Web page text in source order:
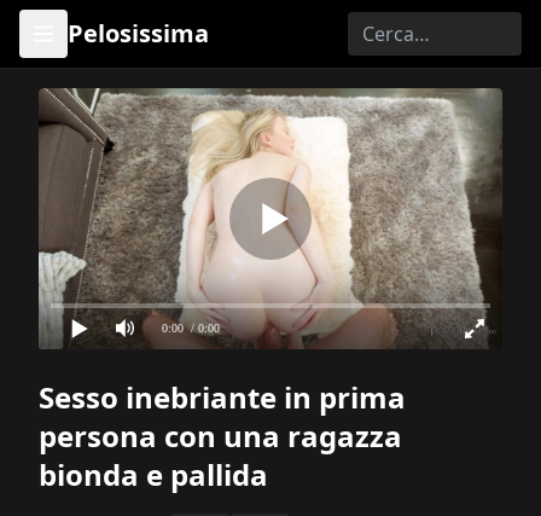
Pelosissima
0:00 / 0:00
Sesso inebriante in prima
persona con una ragazza
bionda e pallida